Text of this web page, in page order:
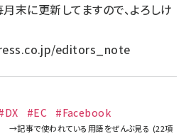
末に更新してますので、よろしけ
editors_note
#EC
#Facebook